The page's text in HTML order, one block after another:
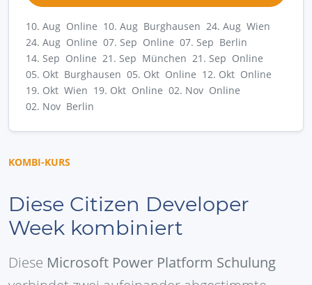
10. Aug Online 10. Aug Burghausen 24. Aug Wien
24. Aug Online 07. Sep Online 07. Sep Berlin
14. Sep Online 21. Sep München 21. Sep Online
05. Okt Burghausen 05. Okt Online 12. Okt Online
19. Okt Wien 19. Okt Online 02. Nov Online
02. Nov Berlin
KOMBI-KURS
Diese Citizen Developer
Week kombiniert
Diese Microsoft Power Platform Schulung